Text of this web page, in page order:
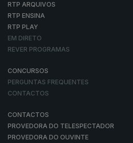
RTP ARQUIVOS
RTP ENSINA
RTP PLAY
EM DIRETO
REVER PROGRAMAS
CONCURSOS
PERGUNTAS FREQUENTES
CONTACTOS
CONTACTOS
PROVEDORA DO TELESPECTADOR
PROVEDORA DO OUVINTE